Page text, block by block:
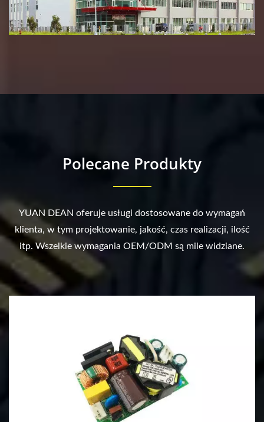
Polecane Produkty
YUAN DEAN oferuje usługi dostosowane do wymagań
klienta, w tym projektowanie, jakość, czas realizacji, ilość
itp. Wszelkie wymagania OEM/ODM są mile widziane.